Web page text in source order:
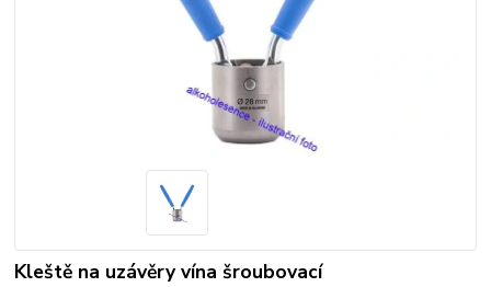
Kleště na uzávěry vína šroubovací